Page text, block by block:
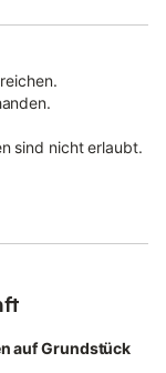
sind nicht erlaubt.
ausgestattet.
Kontaktformular,
aus und geben
helfen, Ihren
auf Grundstück